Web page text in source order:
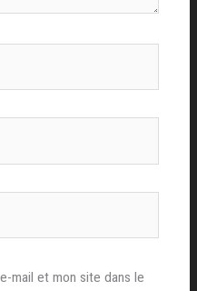
mail et mon site dans le